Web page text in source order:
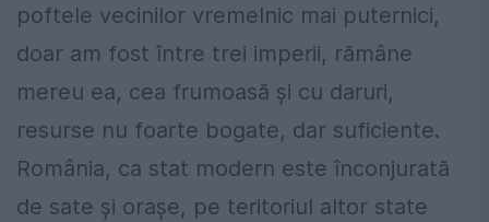
poftele vecinilor vremelnic mai puternici,
doar am fost între trei imperii, rămâne
mereu ea, cea frumoasă și cu daruri,
resurse nu foarte bogate, dar suficiente.
România, ca stat modern este înconjurată
de sate și orașe, pe teritoriul altor state